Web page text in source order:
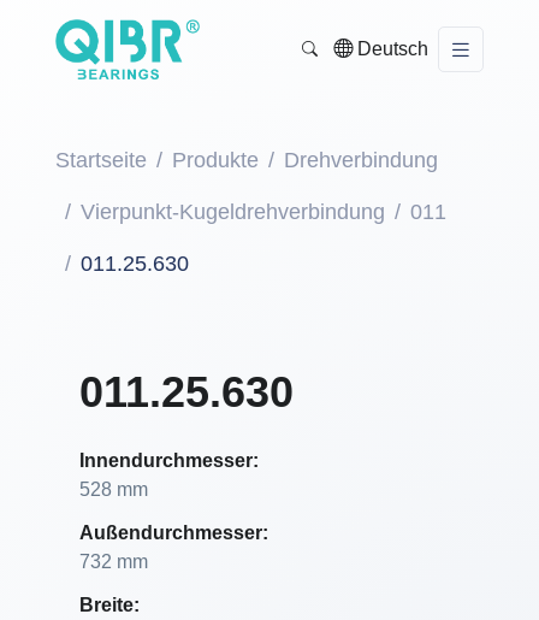
Deutsch
Startseite Produkte Drehverbindung
Vierpunkt-Kugeldrehverbindung 011
011.25.630
011.25.630
Innendurchmesser:
528 mm
Außendurchmesser:
732 mm
Breite: